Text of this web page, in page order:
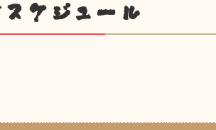
スケジュール